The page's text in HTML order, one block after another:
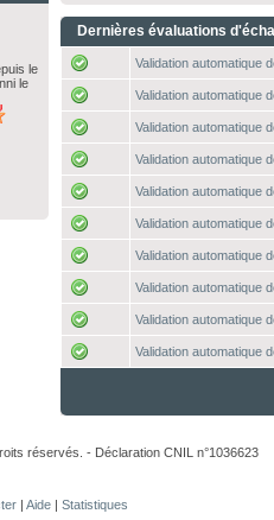
le
le
Dernières évaluations
Validation automatique
Validation automatique
Validation automatique
Validation automatique
Validation automatique
Validation automatique
Validation automatique
Validation automatique
Validation automatique
Validation automatique
réservés. - Déclaration CNIL n°1036623
| Aide | Statistiques